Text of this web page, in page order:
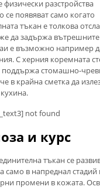
физически разстройства
се появяват само когато
тъкан е толкова
да задържа
е възможно например
С херния коремната
поддържа стомашно-
в крайна сметка да
not found
и курс
тъкан се
само в напреднал стадий
промени в кожата.